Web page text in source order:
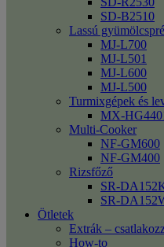
SD-B2510
Lassú
MJ-L700
MJ-L501
MJ-L600
MJ-L500
Turmixgépek és
MX-
Multi-Cooker
NF-GM600
NF-GM400
Rizsfőző
SR-
SR-
Ötletek
Extrák –
How-to